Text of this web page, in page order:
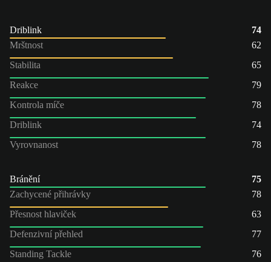
Driblink
74
Mrštnost
62
Stabilita
65
Reakce
79
Kontrola míče
78
Driblink
74
Vyrovnanost
78
Bránění
75
Zachycené přihrávky
78
Přesnost hlaviček
63
Defenzivní přehled
77
Standing Tackle
76